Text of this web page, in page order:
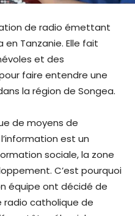
de radio émettant
Tanzanie. Elle fait
et des
faire entendre une
la région de Songea.
de moyens de
est un
sociale, la zone
C’est pourquoi
équipe ont décidé de
radio catholique de